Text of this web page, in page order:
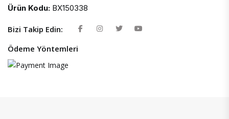
Ürün Kodu: BX150338
Bizi Takip Edin:
Ödeme Yöntemleri